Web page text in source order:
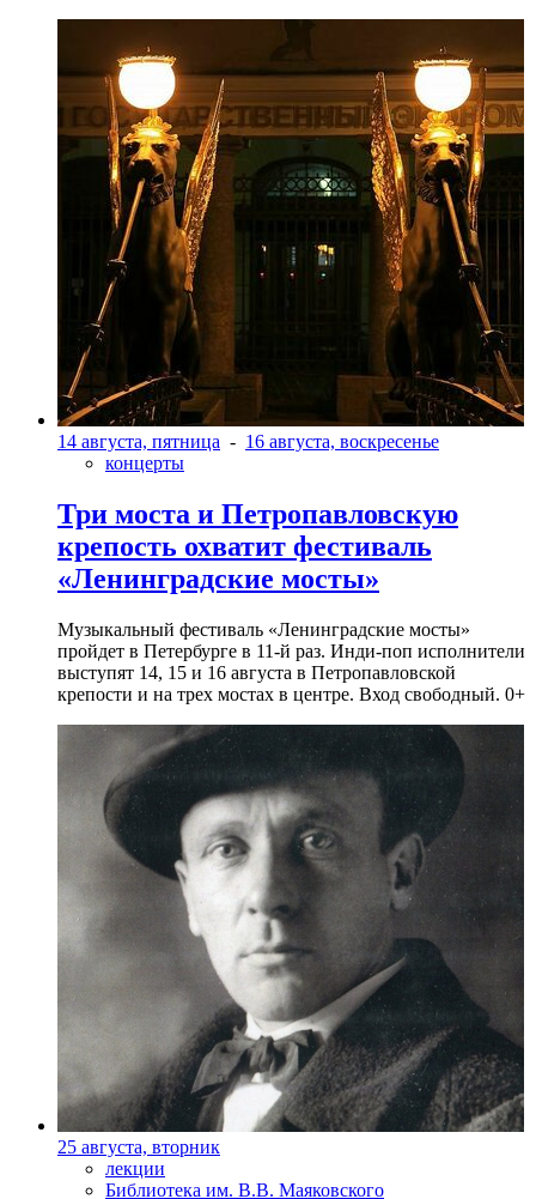
14 августа, пятница - 16 августа, воскресенье
концерты
Три моста и Петропавловскую
крепость охватит фестиваль
«Ленинградские мосты»
Музыкальный фестиваль «Ленинградские мосты»
пройдет в Петербурге в 11-й раз. Инди-поп исполнители
выступят 14, 15 и 16 августа в Петропавловской
крепости и на трех мостах в центре. Вход свободный. 0+
25 августа, вторник
лекции
Библиотека им. В.В. Маяковского